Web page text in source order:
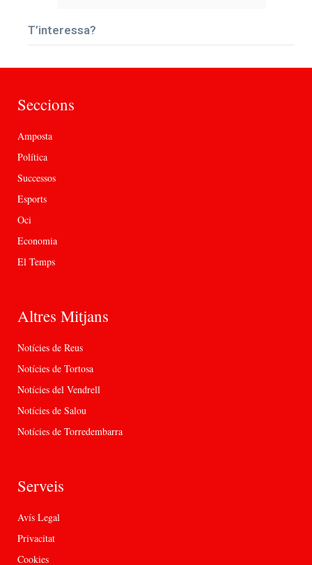
T’interessa?
Seccions
Amposta
Política
Successos
Esports
Oci
Economia
El Temps
Altres Mitjans
Notícies de Reus
Notícies de Tortosa
Notícies del Vendrell
Notícies de Salou
Notícies de Torredembarra
Serveis
Avís Legal
Privacitat
Cookies